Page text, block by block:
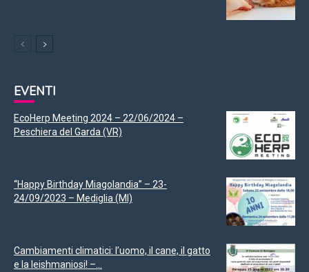
EVENTI
EcoHerp Meeting 2024 – 22/06/2024 –
Peschiera del Garda (VR)
“Happy Birthday Miagolandia” – 23-
24/09/2023 – Mediglia (MI)
Cambiamenti climatici: l’uomo, il cane, il gatto
e la leishmaniosi! –...